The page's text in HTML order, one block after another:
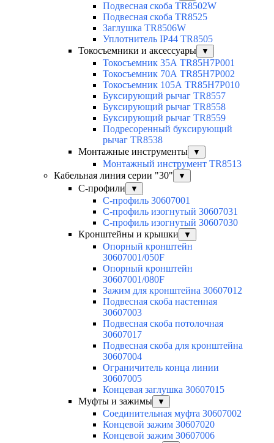
Подвесная скоба TR8502W
Подвесная скоба TR8525
Заглушка TR8506W
Уплотнитель IP44 TR8505
Токосъемники и аксессуары
▼
Токосъемник 35А TR85H7P001
Токосъемник 70А TR85H7P002
Токосъемник 105А TR85H7P010
Буксирующий рычаг TR8557
Буксирующий рычаг TR8558
Буксирующий рычаг TR8559
Подресоренный буксирующий
рычаг TR8538
Монтажные инструменты
▼
Монтажный инструмент TR8513
Кабельная линия серии "30"
▼
С-профили ▼
С-профиль 30607001
С-профиль изогнутый 30607031
С-профиль изогнутый 30607030
Кронштейны и крышки
▼
Опорный кронштейн
30607001/050F
Опорный кронштейн
30607001/080F
Зажим для кронштейна 30607012
Подвесная скоба настенная
30607003
Подвесная скоба потолочная
30607017
Подвесная скоба для кронштейна
30607004
Ограничитель конца линии
30607005
Концевая заглушка 30607015
Муфты и зажимы
▼
Соединительная муфта 30607002
Концевой зажим 30607020
Концевой зажим 30607006